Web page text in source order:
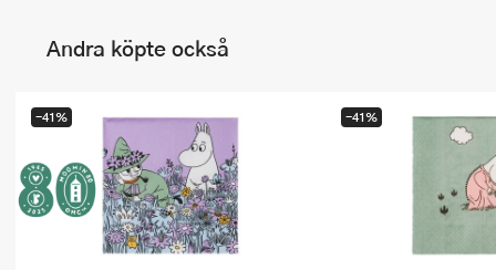
Andra köpte också
-41% -41%